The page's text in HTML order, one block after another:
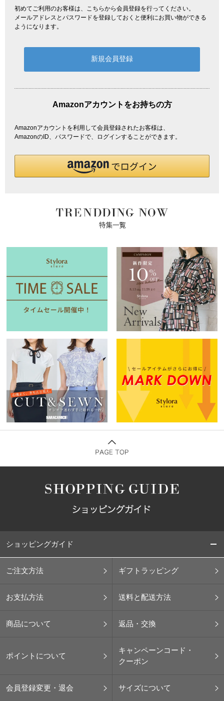
初めてご利用のお客様は、こちらから会員登録を行ってください。
メールアドレスとパスワードを登録しておくと便利にお買い物ができる
ようになります。
Amazonアカウントをお持ちの方
Amazonアカウントを利用して会員登録されたお客様は、
AmazonのID、パスワードで、ログインすることができます。
ショッピングガイド
ご注文方法 ギフトラッピング
お支払方法 送料と配送方法
商品について 返品・交換
ポイントについて
キャンペーンコード・
クーポン
会員登録変更・退会 サイズについて